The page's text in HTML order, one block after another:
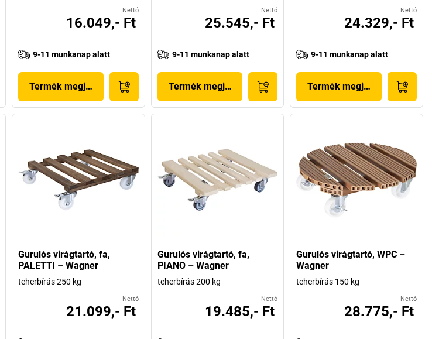
Nettó
16.049,- Ft
9-11 munkanap alatt
Termék megjelenítése
Nettó
25.545,- Ft
9-11 munkanap alatt
Termék megjelenítése
Nettó
24.329,- Ft
9-11 munkanap alatt
Termék megjelenítése
Gurulós virágtartó, fa,
PALETTI – Wagner
teherbírás 250 kg
Nettó
21.099,- Ft
Gurulós virágtartó, fa,
PIANO – Wagner
teherbírás 200 kg
Nettó
19.485,- Ft
Gurulós virágtartó, WPC –
Wagner
teherbírás 150 kg
Nettó
28.775,- Ft